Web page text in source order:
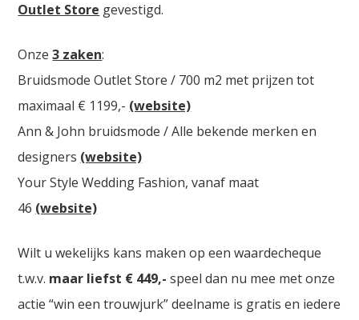
Outlet Store gevestigd.
Onze3 zaken:
Bruidsmode Outlet Store / 700 m2 met prijzen tot
maximaal € 1199,- (website)
Ann & John bruidsmode / Alle bekende merken en
designers (website)
Your Style Wedding Fashion, vanaf maat
46 (website)
Wilt u wekelijks kans maken op een waardecheque
t.w.v. maar liefst € 449,- speel dan nu mee met onze
actie “win een trouwjurk” deelname is gratis en iedere